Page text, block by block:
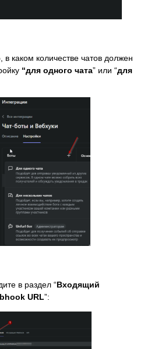
в каком количестве чатов должен
“для одного чата” или “для
в раздел “Входящий
URL”: